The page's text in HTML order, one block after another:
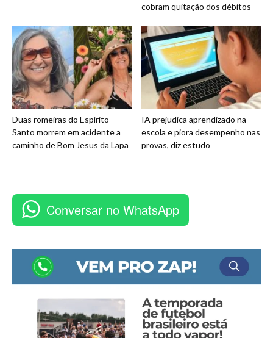
cobram quitação dos débitos
Duas romeiras do Espírito
Santo morrem em acidente a
caminho de Bom Jesus da Lapa
IA prejudica aprendizado na
escola e piora desempenho nas
provas, diz estudo
Conversar no WhatsApp